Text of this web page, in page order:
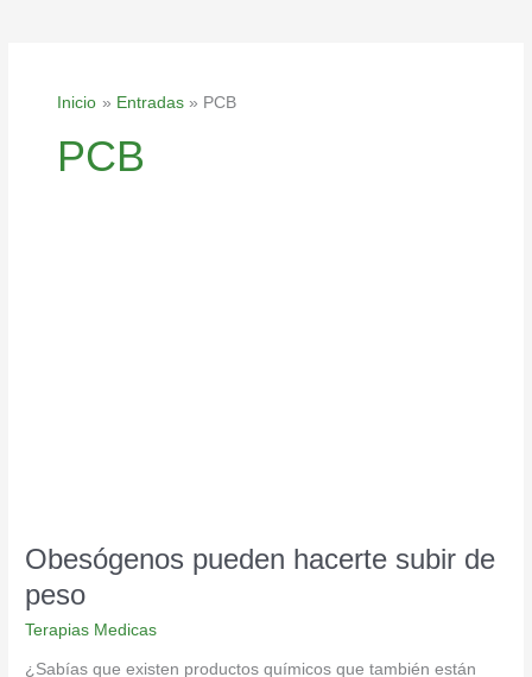
Inicio Entradas PCB
PCB
Obesógenos pueden hacerte subir de
peso
Terapias Medicas
¿Sabías que existen productos químicos que también están